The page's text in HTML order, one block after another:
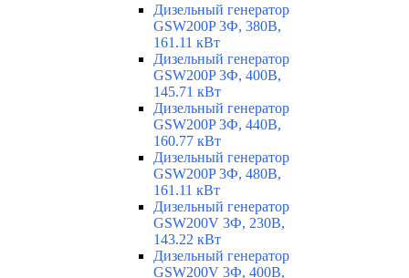
Дизельный генератор
GSW200P 3Ф, 380В,
161.11 кВт
Дизельный генератор
GSW200P 3Ф, 400В,
145.71 кВт
Дизельный генератор
GSW200P 3Ф, 440В,
160.77 кВт
Дизельный генератор
GSW200P 3Ф, 480В,
161.11 кВт
Дизельный генератор
GSW200V 3Ф, 230В,
143.22 кВт
Дизельный генератор
GSW200V 3Ф, 400В,